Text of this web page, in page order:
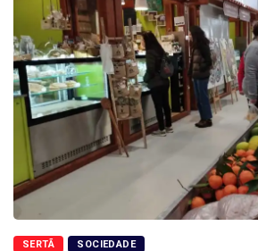
SERTÃ SOCIEDADE